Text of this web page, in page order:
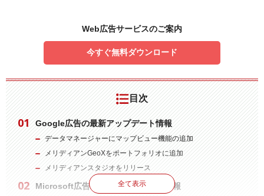
Web広告サービスのご案内
今すぐ無料ダウンロード
目次
Google広告の最新アップデート情報
データマネージャーにマップビュー機能の追加
メリディアンGeoXをポートフォリオに追加
メリディアンスタジオをリリース
Microsoft広告の最新アップデート情報
全て表示